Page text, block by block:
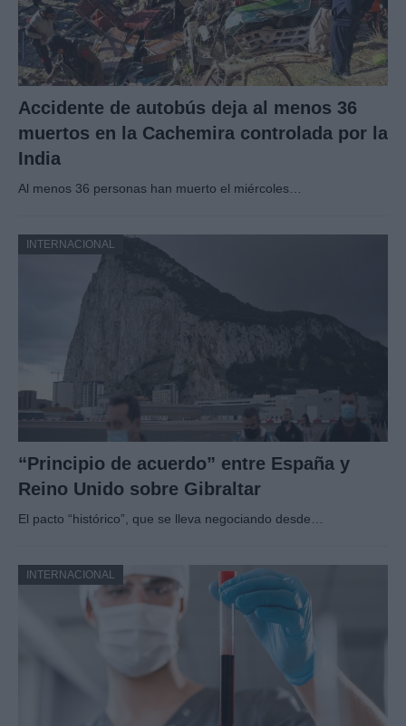
Accidente de autobús deja al menos 36
muertos en la Cachemira controlada por la
India
Al menos 36 personas han muerto el miércoles…
INTERNACIONAL
“Principio de acuerdo” entre España y
Reino Unido sobre Gibraltar
El pacto “histórico”, que se lleva negociando desde…
INTERNACIONAL